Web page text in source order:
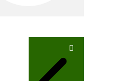
تصفّح
المقالات